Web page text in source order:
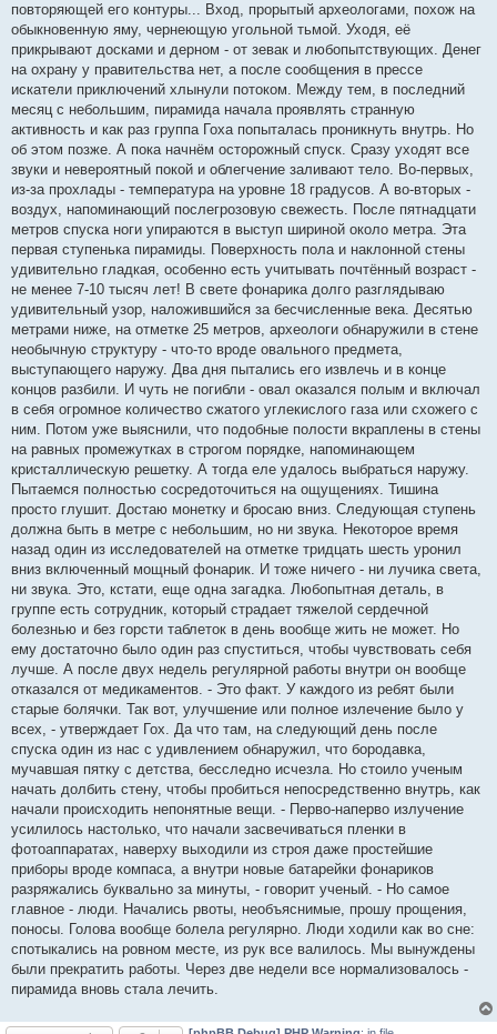
повторяющей его контуры... Вход, прорытый археологами, похож на
обыкновенную яму, чернеющую угольной тьмой. Уходя, её
прикрывают досками и дерном - от зевак и любопытствующих. Денег
на охрану у правительства нет, а после сообщения в прессе
искатели приключений хлынули потоком. Между тем, в последний
месяц с небольшим, пирамида начала проявлять странную
активность и как раз группа Гоха попыталась проникнуть внутрь. Но
об этом позже. А пока начнём осторожный спуск. Сразу уходят все
звуки и невероятный покой и облегчение заливают тело. Во-первых,
из-за прохлады - температура на уровне 18 градусов. А во-вторых -
воздух, напоминающий послегрозовую свежесть. После пятнадцати
метров спуска ноги упираются в выступ шириной около метра. Эта
первая ступенька пирамиды. Поверхность пола и наклонной стены
удивительно гладкая, особенно есть учитывать почтённый возраст -
не менее 7-10 тысяч лет! В свете фонарика долго разглядываю
удивительный узор, наложившийся за бесчисленные века. Десятью
метрами ниже, на отметке 25 метров, археологи обнаружили в стене
необычную структуру - что-то вроде овального предмета,
выступающего наружу. Два дня пытались его извлечь и в конце
концов разбили. И чуть не погибли - овал оказался полым и включал
в себя огромное количество сжатого углекислого газа или схожего с
ним. Потом уже выяснили, что подобные полости вкраплены в стены
на равных промежутках в строгом порядке, напоминающем
кристаллическую решетку. А тогда еле удалось выбраться наружу.
Пытаемся полностью сосредоточиться на ощущениях. Тишина
просто глушит. Достаю монетку и бросаю вниз. Следующая ступень
должна быть в метре с небольшим, но ни звука. Некоторое время
назад один из исследователей на отметке тридцать шесть уронил
вниз включенный мощный фонарик. И тоже ничего - ни лучика света,
ни звука. Это, кстати, еще одна загадка. Любопытная деталь, в
группе есть сотрудник, который страдает тяжелой сердечной
болезнью и без горсти таблеток в день вообще жить не может. Но
ему достаточно было один раз спуститься, чтобы чувствовать себя
лучше. А после двух недель регулярной работы внутри он вообще
отказался от медикаментов. - Это факт. У каждого из ребят были
старые болячки. Так вот, улучшение или полное излечение было у
всех, - утверждает Гох. Да что там, на следующий день после
спуска один из нас с удивлением обнаружил, что бородавка,
мучавшая пятку с детства, бесследно исчезла. Но стоило ученым
начать долбить стену, чтобы пробиться непосредственно внутрь, как
начали происходить непонятные вещи. - Перво-наперво излучение
усилилось настолько, что начали засвечиваться пленки в
фотоаппаратах, наверху выходили из строя даже простейшие
приборы вроде компаса, а внутри новые батарейки фонариков
разряжались буквально за минуты, - говорит ученый. - Но самое
главное - люди. Начались рвоты, необъяснимые, прошу прощения,
поносы. Голова вообще болела регулярно. Люди ходили как во сне:
спотыкались на ровном месте, из рук все валилось. Мы вынуждены
были прекратить работы. Через две недели все нормализовалось -
пирамида вновь стала лечить.